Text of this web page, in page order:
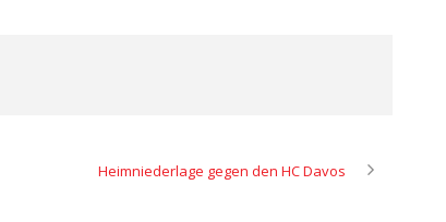
Heimniederlage gegen den HC Davos